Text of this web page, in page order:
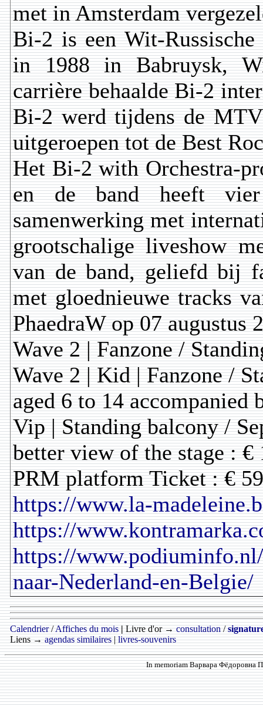
met in Amsterdam
Bi-2 is een Wit-
in 1988 in Babruysk,
carrière behaalde Bi-2
Bi-2 werd tijdens de
uitgeroepen tot de Best
Het Bi-2 with Orchestra-
en de band heeft vier
samenwerking met
grootschalige liveshow
van de band, geliefd bij
met gloednieuwe tracks
PhaedraW op 07 augustus
Wave 2 | Fanzone /
Wave 2 | Kid | Fanzone /
aged 6 to 14 accompanied
Vip | Standing balcony /
better view of the stage : €
PRM platform Ticket : €
https://www.la-
https://
https://
naar-Nederland-en-Belgie/
Calendrier/Affiches du mois |Livre d'or →consultation/
Liens →agendas similaires|livres-souvenirs
In memoriam Варвара Фёдоровна